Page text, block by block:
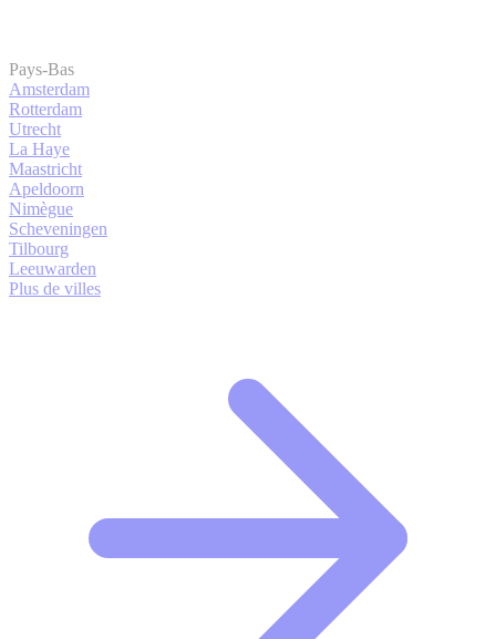
Pays-Bas
Amsterdam
Rotterdam
Utrecht
La Haye
Maastricht
Apeldoorn
Nimègue
Scheveningen
Tilbourg
Leeuwarden
Plus de villes